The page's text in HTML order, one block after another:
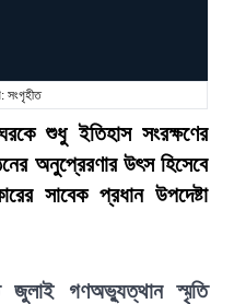
সংগৃহীত
শুধু ইতিহাস সংরক্ষণের
অনুপ্রেরণার উৎস হিসেবে
সাবেক প্রধান উপদেষ্টা
জুলাই গণঅভ্যুত্থান স্মৃতি